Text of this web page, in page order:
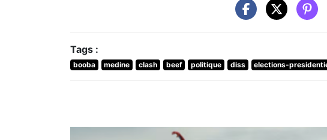
Tags :
booba medine clash beef politique diss elections-